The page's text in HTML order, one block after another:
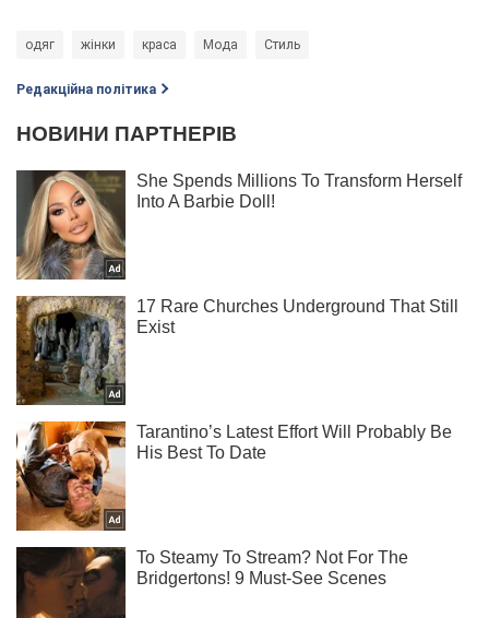
одяг жінки краса Мода Стиль
Редакційна політика